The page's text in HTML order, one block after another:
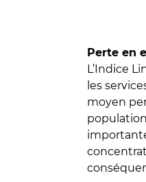
Perte en
L’Indice
les
moyen